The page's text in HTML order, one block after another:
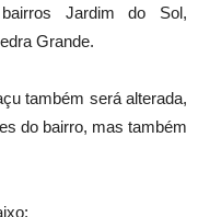
Jardim do Sol,
Grande.
também será alterada,
do bairro, mas também